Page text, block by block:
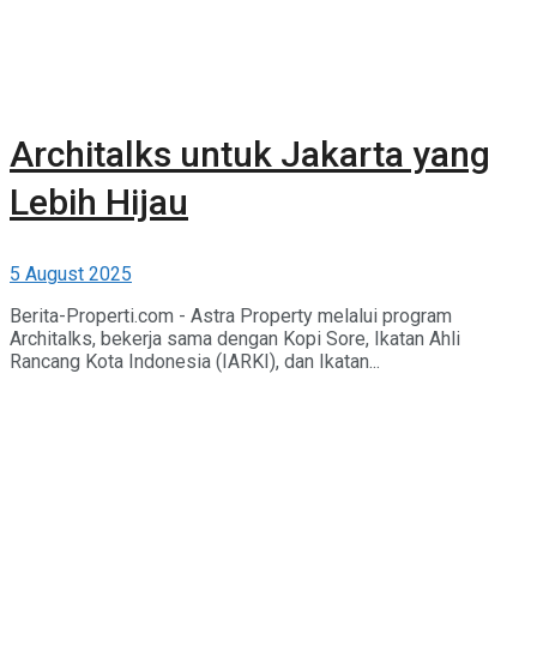
Architalks untuk Jakarta yang
Lebih Hijau
5 August 2025
Berita-Properti.com - Astra Property melalui program
Architalks, bekerja sama dengan Kopi Sore, Ikatan Ahli
Rancang Kota Indonesia (IARKI), dan Ikatan...